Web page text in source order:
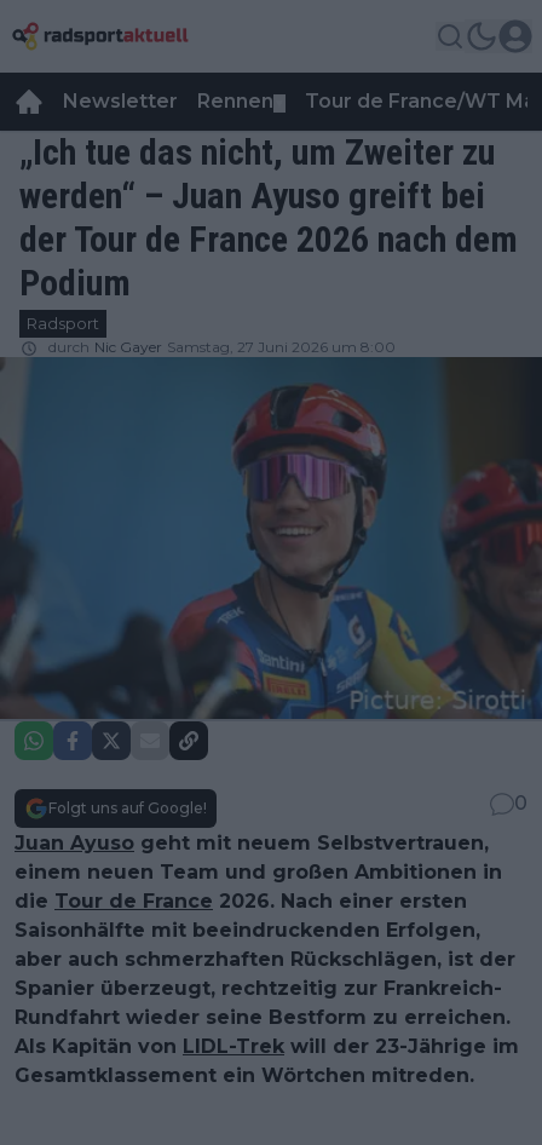
Newsletter Rennen Tour de France/WT
„Ich tue das nicht, um Zweiter zu
werden“ – Juan Ayuso greift bei
der Tour de France 2026 nach dem
Podium
Radsport
durch Nic Gayer Samstag, 27 Juni 2026 um 8:00
Folgt uns auf Google!
0
Juan Ayuso geht mit neuem Selbstvertrauen,
einem neuen Team und großen Ambitionen in
die Tour de France 2026. Nach einer ersten
Saisonhälfte mit beeindruckenden Erfolgen,
aber auch schmerzhaften Rückschlägen, ist der
Spanier überzeugt, rechtzeitig zur Frankreich-
Rundfahrt wieder seine Bestform zu erreichen.
Als Kapitän von LIDL-Trek will der 23-Jährige im
Gesamtklassement ein Wörtchen mitreden.